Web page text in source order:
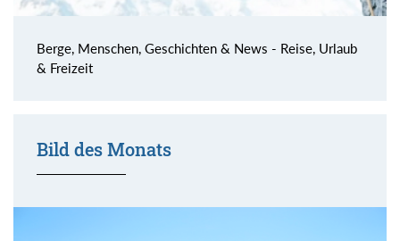
Berge, Menschen, Geschichten & News - Reise, Urlaub
& Freizeit
Bild des Monats